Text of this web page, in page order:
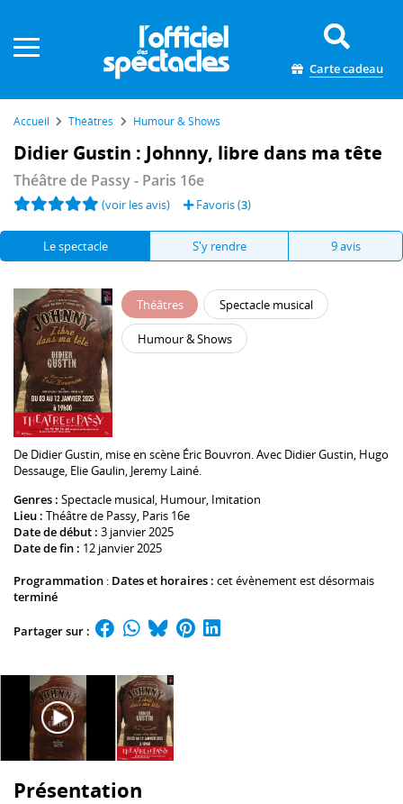
Carte cadeau
Accueil Théâtres Humour & Shows
Didier Gustin : Johnny, libre dans ma tête
Théâtre de Passy- Paris 16e
(voir les avis) Favoris (3)
Le spectacle S'y rendre 9 avis
Théâtres Spectacle musical
Humour & Shows
De Didier Gustin , mise en scène Éric Bouvron . Avec Didier Gustin Hugo
Dessauge Elie Gaulin Jeremy Lainé
Genres : Spectacle musical, Humour, Imitation
Lieu : Théâtre de Passy, Paris 16e
Date de début : 3 janvier 2025
Date de fin : 12 janvier 2025
Programmation : Dates et horaires : cet évènement est désormais
terminé
Partager sur :
Présentation